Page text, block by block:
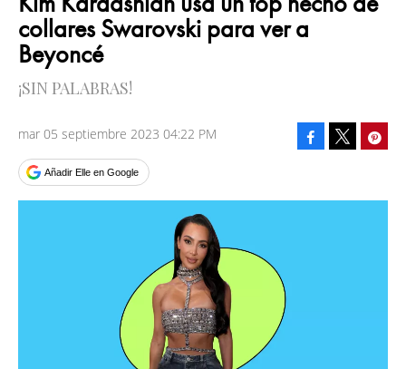
collares Swarovski para ver a
Beyoncé
¡SIN PALABRAS!
mar 05 septiembre 2023 04:22 PM
Añadir Elle en Google
Facebook